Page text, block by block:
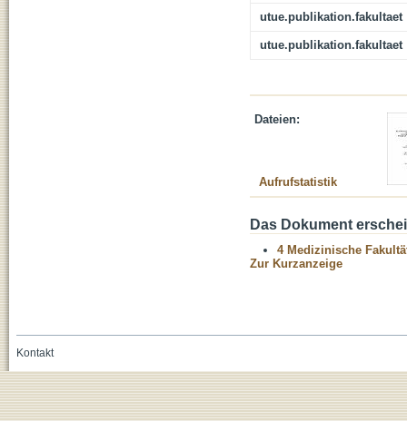
utue.publikation.fakultaet
utue.publikation.fakultaet
Dateien:
Aufrufstatistik
Das Dokument
4 Medizinische
Zur Kurzanzeige
Kontakt